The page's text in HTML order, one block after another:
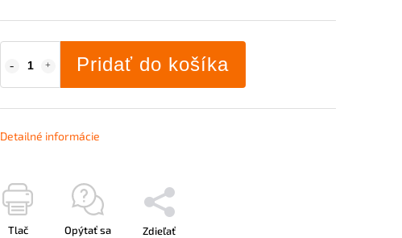
Pridať do košíka
Detailné informácie
Tlač Opýtať sa Zdieľať